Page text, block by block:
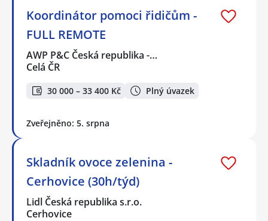
Koordinátor pomoci řidičům -
FULL REMOTE
AWP P&C Česká republika -…
Celá ČR
30 000 – 33 400 Kč Plný úvazek
Zveřejněno: 5. srpna
Skladník ovoce zelenina -
Cerhovice (30h/týd)
Lidl Česká republika s.r.o.
Cerhovice